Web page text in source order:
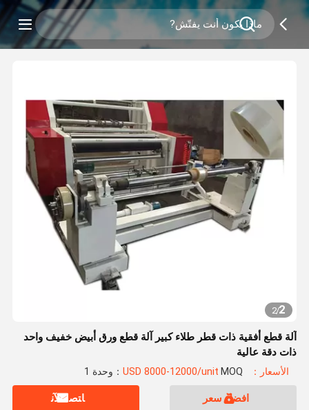
2
/
2
آلة قطع أفقية ذات قطر طلاء كبير آلة قطع ورق أبيض خفيف واحد
ذات دقة عالية
الأسعار：USD 8000-12000/unit MOQ：وحدة 1
افضل سعر ﺎﺘﺼﻟ ﺍﻶﻧ